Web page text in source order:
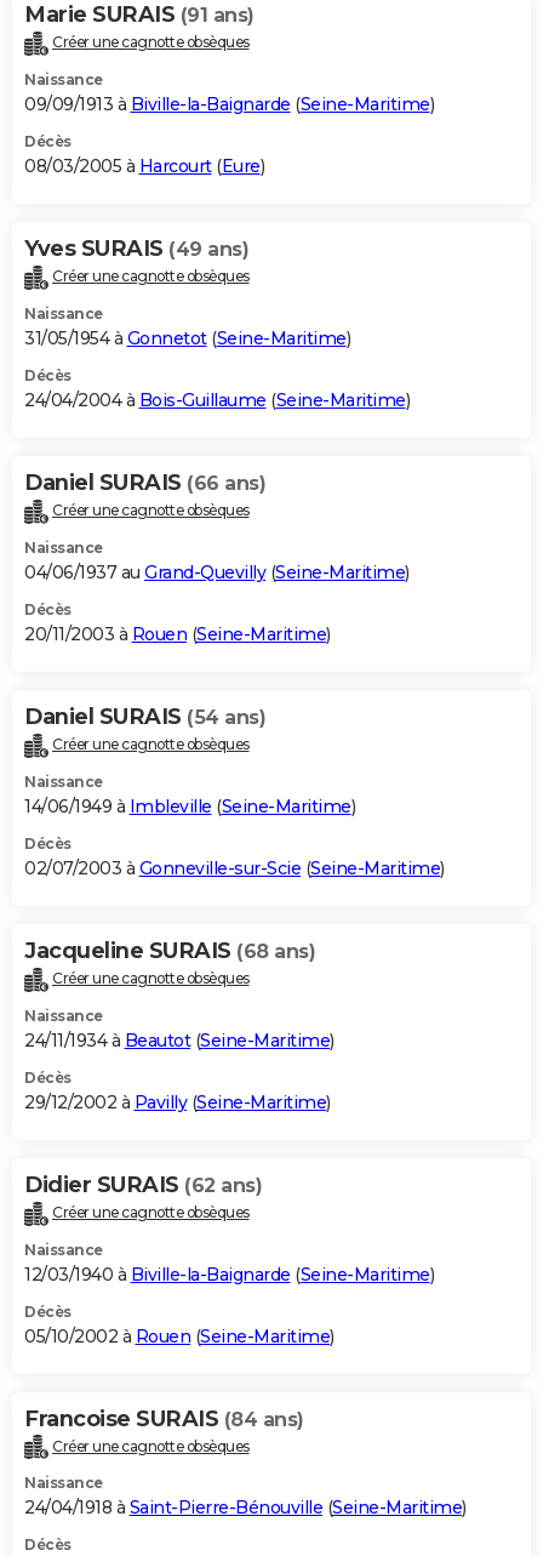
Marie SURAIS (91 ans)
Créer une cagnotte obsèques
Naissance
09/09/1913 à Biville-la-Baignarde (Seine-Maritime)
Décès
08/03/2005 à Harcourt(Eure)
Yves SURAIS (49 ans)
Créer une cagnotte obsèques
Naissance
31/05/1954 à Gonnetot(Seine-Maritime)
Décès
24/04/2004 à Bois-Guillaume (Seine-Maritime)
Daniel SURAIS (66 ans)
Créer une cagnotte obsèques
Naissance
04/06/1937 au Grand-Quevilly(Seine-Maritime)
Décès
20/11/2003 à Rouen (Seine-Maritime)
Daniel SURAIS (54 ans)
Créer une cagnotte obsèques
Naissance
14/06/1949 à Imbleville (Seine-Maritime)
Décès
02/07/2003 à Gonneville-sur-Scie (Seine-Maritime)
Jacqueline SURAIS (68 ans)
Créer une cagnotte obsèques
Naissance
24/11/1934 à Beautot(Seine-Maritime)
Décès
29/12/2002 à Pavilly(Seine-Maritime)
Didier SURAIS (62 ans)
Créer une cagnotte obsèques
Naissance
12/03/1940 à Biville-la-Baignarde (Seine-Maritime)
Décès
05/10/2002 à Rouen (Seine-Maritime)
Francoise SURAIS (84 ans)
Créer une cagnotte obsèques
Naissance
24/04/1918 à Saint-Pierre-Bénouville (Seine-Maritime)
Décès